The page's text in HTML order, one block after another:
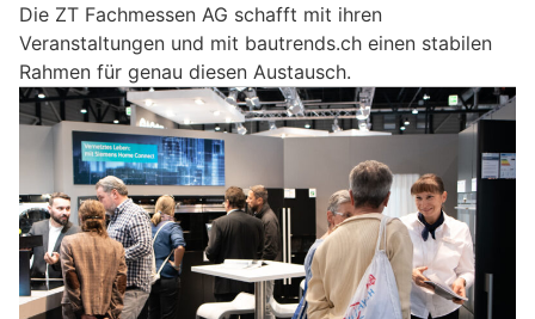
Die ZT Fachmessen AG schafft mit ihren
Veranstaltungen und mit bautrends.ch einen stabilen
Rahmen für genau diesen Austausch.